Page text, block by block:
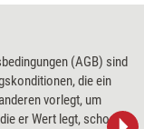
(AGB) sind
die ein
vorlegt, um
er Wert legt, schon